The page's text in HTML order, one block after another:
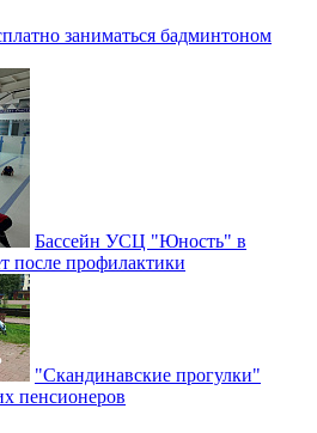
заниматься бадминтоном
Бассейн УСЦ "Юность" в
после профилактики
"Скандинавские прогулки"
пенсионеров